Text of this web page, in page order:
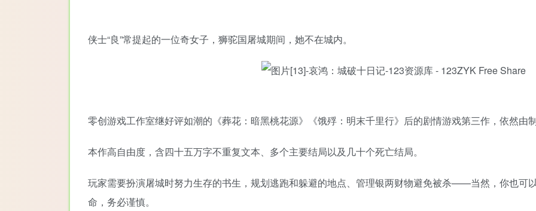
侠士“良”常提起的一位奇女子，狮驼国屠城期间，她不在城内。
零创游戏工作室继好评如潮的《葬花：暗黑桃花源》《饿殍：明末千里行》后的剧情游戏第三作，依然由
本作高自由度，含四十五万字不重复文本、多个主要结局以及几十个死亡结局。
玩家需要扮演屠城时努力生存的书生，规划逃跑和躲避的地点、管理银两财物避免被杀——当然，你也可
命，务必谨慎。